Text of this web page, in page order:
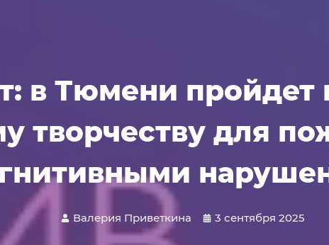
в Тюмени пройдет
творчеству для
Валерия Приветкина 3 сентября 2025